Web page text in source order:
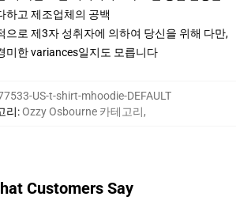
하고 제조업체의 공백
으로 제3자 성취자에 의하여 당신을 위해 다만,
미한 variances일지도 모릅니다
US-t-shirt-mhoodie-DEFAULT
리:Ozzy Osbourne 카테고리,
Customers Say